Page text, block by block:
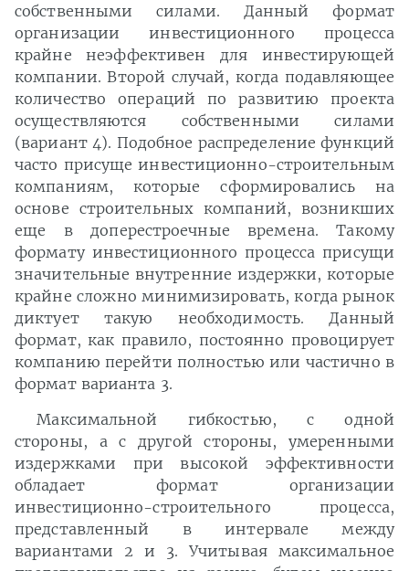
собственными силами. Данный формат
организации инвестиционного процесса
крайне неэффективен для инвестирующей
компании. Второй случай, когда подавляющее
количество операций по развитию проекта
осуществляются собственными силами
(вариант 4). Подобное распределение функций
часто присуще инвестиционно-строительным
компаниям, которые сформировались на
основе строительных компаний, возникших
еще в доперестроечные времена. Такому
формату инвестиционного процесса присущи
значительные внутренние издержки, которые
крайне сложно минимизировать, когда рынок
диктует такую необходимость. Данный
формат, как правило, постоянно провоцирует
компанию перейти полностью или частично в
формат варианта 3.
Максимальной гибкостью, с одной
стороны, а с другой стороны, умеренными
издержками при высокой эффективности
обладает формат организации
инвестиционно-строительного процесса,
представленный в интервале между
вариантами 2 и 3. Учитывая максимальное